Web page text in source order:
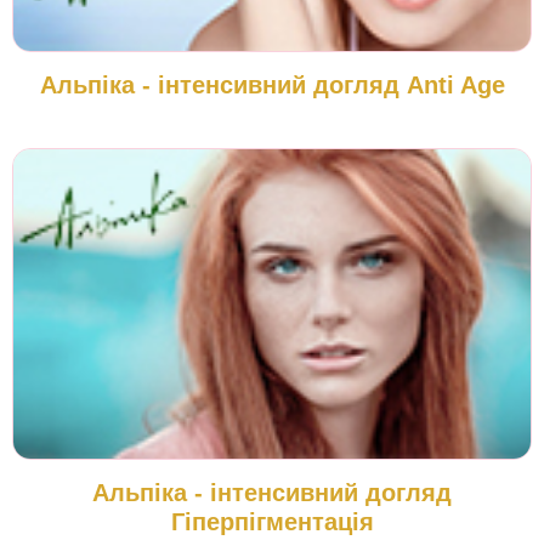
Альпіка - інтенсивний догляд Anti Age
Альпіка - інтенсивний догляд
Гіперпігментація